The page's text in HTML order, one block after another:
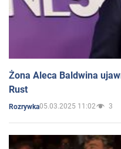
Żona Aleca Baldwina
Rust
Rozrywka05.03.2025 11:02 3